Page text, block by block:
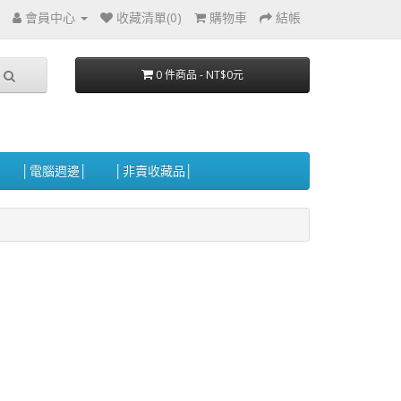
會員中心 收藏清單(0) 購物車 結帳
0 件商品 - NT$0元
│電腦週邊│ │非賣收藏品│